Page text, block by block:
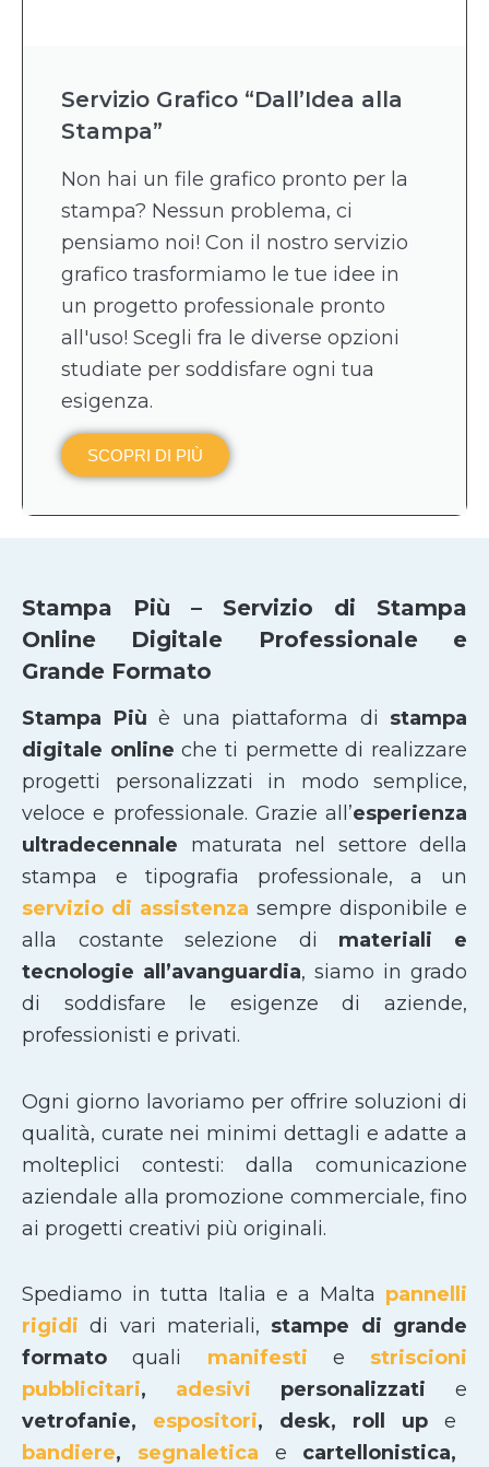
Servizio Grafico “Dall’Idea alla
Stampa”
Non hai un file grafico pronto per la
stampa? Nessun problema, ci
pensiamo noi! Con il nostro servizio
grafico trasformiamo le tue idee in
un progetto professionale pronto
all'uso! Scegli fra le diverse opzioni
studiate per soddisfare ogni tua
esigenza.
SCOPRI DI PIÙ
Stampa Più – Servizio di Stampa
Online Digitale Professionale e
Grande Formato
Stampa Più è una piattaforma di stampa
digitale online che ti permette di realizzare
progetti personalizzati in modo semplice,
veloce e professionale. Grazie all’esperienza
ultradecennale maturata nel settore della
stampa e tipografia professionale, a un
servizio di assistenza sempre disponibile e
alla costante selezione di materiali e
tecnologie all’avanguardia, siamo in grado
di soddisfare le esigenze di aziende,
professionisti e privati.
Ogni giorno lavoriamo per offrire soluzioni di
qualità, curate nei minimi dettagli e adatte a
molteplici contesti: dalla comunicazione
aziendale alla promozione commerciale, fino
ai progetti creativi più originali.
Spediamo in tutta Italia e a Malta pannelli
rigididi vari materiali, stampe di grande
formatoquali manifesti e striscioni
pubblicitari, adesivi personalizzati e
vetrofanie, espositori, desk, roll up e
bandiere, segnaletica e cartellonistica,